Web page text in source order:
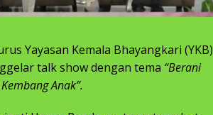
Yayasan Kemala Bhayangkari (YKB)
talk show dengan tema “Berani
Anak”.